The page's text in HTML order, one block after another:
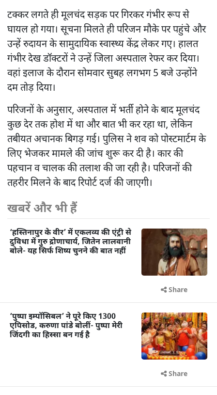
टक्कर लगते ही मूलचंद सड़क पर गिरकर गंभीर रूप से
घायल हो गया। सूचना मिलते ही परिजन मौके पर पहुंचे और
उन्हें रुदायन के सामुदायिक स्वास्थ्य केंद्र लेकर गए। हालत
गंभीर देख डॉक्टरों ने उन्हें जिला अस्पताल रेफर कर दिया।
वहां इलाज के दौरान सोमवार सुबह लगभग 5 बजे उन्होंने
दम तोड़ दिया।
परिजनों के अनुसार, अस्पताल में भर्ती होने के बाद मूलचंद
कुछ देर तक होश में था और बात भी कर रहा था, लेकिन
तबीयत अचानक बिगड़ गई। पुलिस ने शव को पोस्टमार्टम के
लिए भेजकर मामले की जांच शुरू कर दी है। कार की
पहचान व चालक की तलाश की जा रही है। परिजनों की
तहरीर मिलने के बाद रिपोर्ट दर्ज की जाएगी।
खबरें और भी हैं
‘हस्तिनापुर के वीर’ में एकलव्य की एंट्री से
दुविधा में गुरु द्रोणाचार्य, जितेन लालवानी
बोले- यह सिर्फ शिष्य चुनने की बात नहीं
Share
‘पुष्पा इम्पॉसिबल’ ने पूरे किए 1300
एपिसोड, करुणा पांडे बोलीं- पुष्पा मेरी
जिंदगी का हिस्सा बन गई है
Share